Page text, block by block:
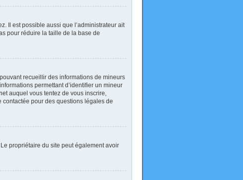
Il est possible aussi que l’administrateur ait
pour réduire la taille de la base de
recueillir des informations de mineurs
permettant d’identifier un mineur
auquel vous tentez de vous inscrire,
pour des questions légales de
propriétaire du site peut également avoir